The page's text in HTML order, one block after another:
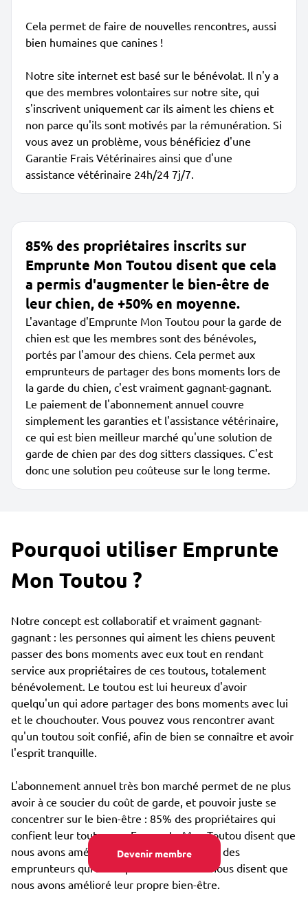
Devenir membre
Cela permet de faire de nouvelles rencontres, aussi
bien humaines que canines !
Notre site internet est basé sur le bénévolat. Il n'y a
que des membres volontaires sur notre site, qui
s'inscrivent uniquement car ils aiment les chiens et
non parce qu'ils sont motivés par la rémunération. Si
vous avez un problème, vous bénéficiez d'une
Garantie Frais Vétérinaires ainsi que d'une
assistance vétérinaire 24h/24 7j/7.
85% des propriétaires inscrits sur
Emprunte Mon Toutou disent que cela
a permis d'augmenter le bien-être de
leur chien, de +50% en moyenne.
L'avantage d'Emprunte Mon Toutou pour la garde de
chien est que les membres sont des bénévoles,
portés par l'amour des chiens. Cela permet aux
emprunteurs de partager des bons moments lors de
la garde du chien, c'est vraiment gagnant-gagnant.
Le paiement de l'abonnement annuel couvre
simplement les garanties et l'assistance vétérinaire,
ce qui est bien meilleur marché qu'une solution de
garde de chien par des dog sitters classiques. C'est
donc une solution peu coûteuse sur le long terme.
Pourquoi utiliser Emprunte
Mon Toutou ?
Notre concept est collaboratif et vraiment gagnant-
gagnant : les personnes qui aiment les chiens peuvent
passer des bons moments avec eux tout en rendant
service aux propriétaires de ces toutous, totalement
bénévolement. Le toutou est lui heureux d'avoir
quelqu'un qui adore partager des bons moments avec lui
et le chouchouter. Vous pouvez vous rencontrer avant
qu'un toutou soit confié, afin de bien se connaître et avoir
l'esprit tranquille.
L'abonnement annuel très bon marché permet de ne plus
avoir à ce soucier du coût de garde, et pouvoir juste se
concentrer sur le bien-être : 85% des propriétaires qui
confient leur toutou par Emprunte Mon Toutou disent que
nous avons amélioré son bien-être, et 98% des
emprunteurs qui s'occupent d'un toutou nous disent que
nous avons amélioré leur propre bien-être.